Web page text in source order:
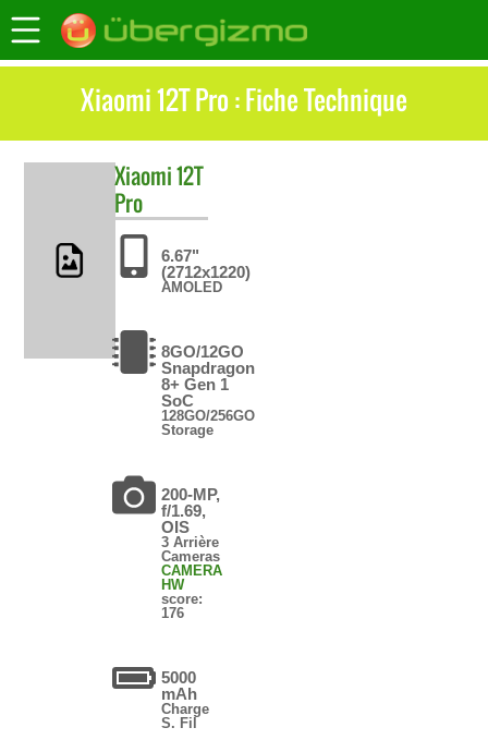
Xiaomi 12T Pro : Fiche Technique
Xiaomi12T
Pro
6.67"
(2712x1220)
AMOLED
8GO/12GO
Snapdragon
8+ Gen 1
SoC
128GO/256GO
Storage
200-MP,
f/1.69,
OIS
3 Arrière
Cameras
CAMERA
HW
score:
176
5000
mAh
Charge
S. Fil